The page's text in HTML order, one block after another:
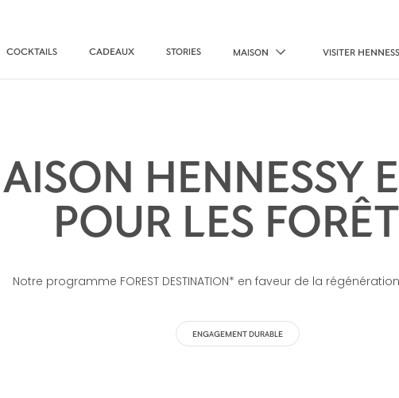
COCKTAILS CADEAUX STORIES MAISON VISITER
HENNESSY
POUR LES
Notre programme FOREST DESTINATION* en faveur de la
ENGAGEMENT DURABLE